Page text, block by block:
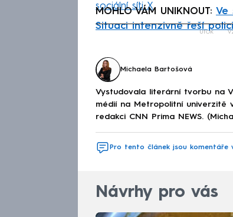
sociální síti X.
MOHLO VÁM UNIKNOUT: Ve
Situaci intenzivně řeší
útok
Michaela Bartošová
Vystudovala literární tvorbu na
médií na Metropolitní univerzitě
redakci CNN Prima NEWS.
Pro tento článek jsou komentáře
Návrhy pro vás